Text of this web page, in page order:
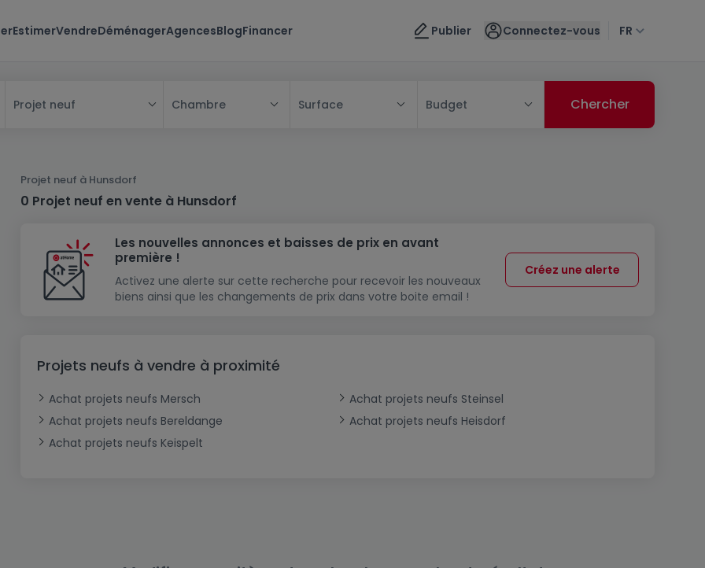
EstimerVendreDéménagerAgencesBlogFinancer Publier Connectez-vous FR
Projet neuf
Maison
Maison mitoyenne
Maison jumelée
Château
Corps de ferme
Châlet
Appartement
Chambre
Studio
Triplex
Mansarde
Rez-de-chaussée
Résidence
Lotissement
Maison à construire
Modèle de maison
Immeuble de rapport
Terrain non constructible
Garage - Parking
Garage fermé
Bureau
Local commercial
Fonds de Commerce
Chambre Surface Budget
Projet neuf à Hunsdorf
0 Projet neuf en vente à Hunsdorf
Les nouvelles annonces et baisses de prix en avant
première !
Activez une alerte sur cette recherche pour recevoir les nouveaux
biens ainsi que les changements de prix dans votre boite email !
Créez une alerte
Projets neufs à vendre à proximité
Achat projets neufs Mersch
Achat projets neufs Steinsel
Achat projets neufs Bereldange
Achat projets neufs Heisdorf
Achat projets neufs Keispelt